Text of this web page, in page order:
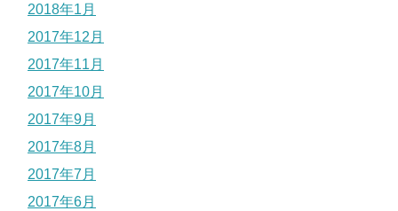
2018年1月
2017年12月
2017年11月
2017年10月
2017年9月
2017年8月
2017年7月
2017年6月